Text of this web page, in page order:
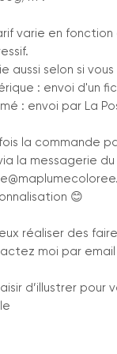
varie en
aussi selon si
: envoi d'un
: envoi par La
la commande
la messagerie
😊
réaliser des
moi par
d’illustrer pour